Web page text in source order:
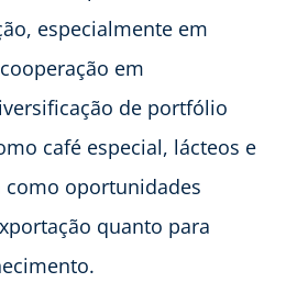
especialmente em
em
de portfólio
café especial, lácteos e
como oportunidades
quanto para